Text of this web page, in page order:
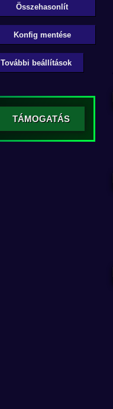
Konfig mentése
További beállítások
TÁMOGATÁS